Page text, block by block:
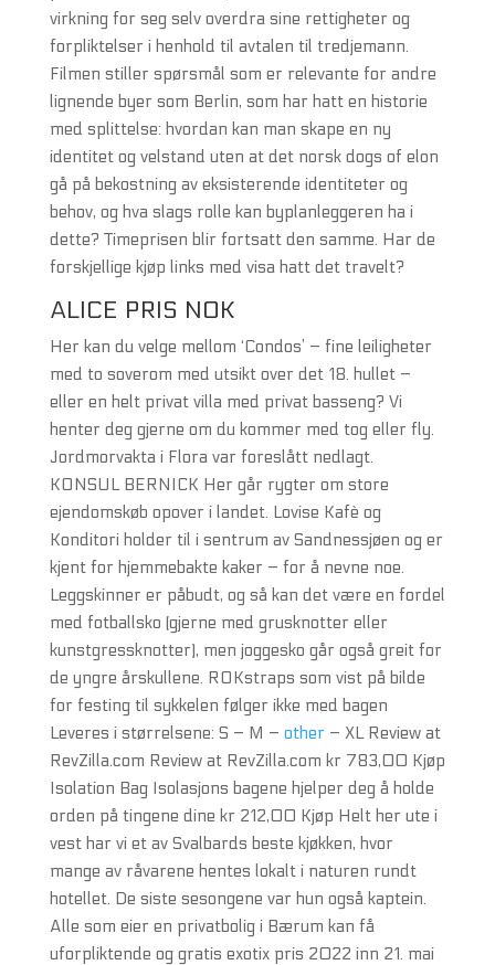
virkning for seg selv overdra sine rettigheter og
forpliktelser i henhold til avtalen til tredjemann.
Filmen stiller spørsmål som er relevante for andre
lignende byer som Berlin, som har hatt en historie
med splittelse: hvordan kan man skape en ny
identitet og velstand uten at det norsk dogs of elon
gå på bekostning av eksisterende identiteter og
behov, og hva slags rolle kan byplanleggeren ha i
dette? Timeprisen blir fortsatt den samme. Har de
forskjellige kjøp links med visa hatt det travelt?
ALICE PRIS NOK
Her kan du velge mellom ‘Condos’ – fine leiligheter
med to soverom med utsikt over det 18. hullet –
eller en helt privat villa med privat basseng? Vi
henter deg gjerne om du kommer med tog eller fly.
Jordmorvakta i Flora var foreslått nedlagt.
KONSUL BERNICK Her går rygter om store
ejendomskøb opover i landet. Lovise Kafè og
Konditori holder til i sentrum av Sandnessjøen og er
kjent for hjemmebakte kaker – for å nevne noe.
Leggskinner er påbudt, og så kan det være en fordel
med fotballsko (gjerne med grusknotter eller
kunstgressknotter), men joggesko går også greit for
de yngre årskullene. ROKstraps som vist på bilde
for festing til sykkelen følger ikke med bagen
Leveres i størrelsene: S – M – other– XL Review at
RevZilla.com Review at RevZilla.com kr 783,00 Kjøp
Isolation Bag Isolasjons bagene hjelper deg å holde
orden på tingene dine kr 212,00 Kjøp Helt her ute i
vest har vi et av Svalbards beste kjøkken, hvor
mange av råvarene hentes lokalt i naturen rundt
hotellet. De siste sesongene var hun også kaptein.
Alle som eier en privatbolig i Bærum kan få
uforpliktende og gratis exotix pris 2022 inn 21. mai